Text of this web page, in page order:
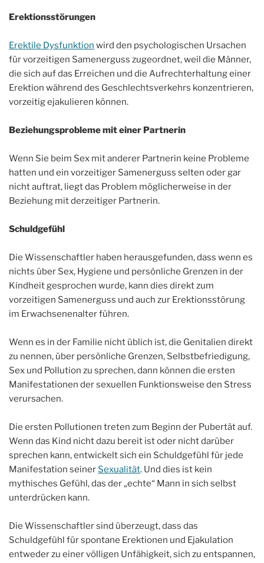
Erektionsstörungen
Erektile Dysfunktion wird den psychologischen Ursachen
für vorzeitigen Samenerguss zugeordnet, weil die Männer,
die sich auf das Erreichen und die Aufrechterhaltung einer
Erektion während des Geschlechtsverkehrs konzentrieren,
vorzeitig ejakulieren können.
Beziehungsprobleme mit einer Partnerin
Wenn Sie beim Sex mit anderer Partnerin keine Probleme
hatten und ein vorzeitiger Samenerguss selten oder gar
nicht auftrat, liegt das Problem möglicherweise in der
Beziehung mit derzeitiger Partnerin.
Schuldgefühl
Die Wissenschaftler haben herausgefunden, dass wenn es
nichts über Sex, Hygiene und persönliche Grenzen in der
Kindheit gesprochen wurde, kann dies direkt zum
vorzeitigen Samenerguss und auch zur Erektionsstörung
im Erwachsenenalter führen.
Wenn es in der Familie nicht üblich ist, die Genitalien direkt
zu nennen, über persönliche Grenzen, Selbstbefriedigung,
Sex und Pollution zu sprechen, dann können die ersten
Manifestationen der sexuellen Funktionsweise den Stress
verursachen.
Die ersten Pollutionen treten zum Beginn der Pubertät auf.
Wenn das Kind nicht dazu bereit ist oder nicht darüber
sprechen kann, entwickelt sich ein Schuldgefühl für jede
Manifestation seinerSexualität. Und dies ist kein
mythisches Gefühl, das der „echte“ Mann in sich selbst
unterdrücken kann.
Die Wissenschaftler sind überzeugt, dass das
Schuldgefühl für spontane Erektionen und Ejakulation
entweder zu einer völligen Unfähigkeit, sich zu entspannen,